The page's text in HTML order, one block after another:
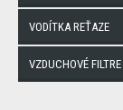
VODÍTKA REŤAZE
VZDUCHOVÉ FILTRE